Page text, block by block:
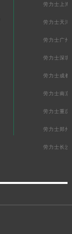
劳力士上海
劳力士天津
劳力士广州
劳力士深圳
劳力士成都
劳力士南京
劳力士重庆
劳力士郑州
劳力士长沙